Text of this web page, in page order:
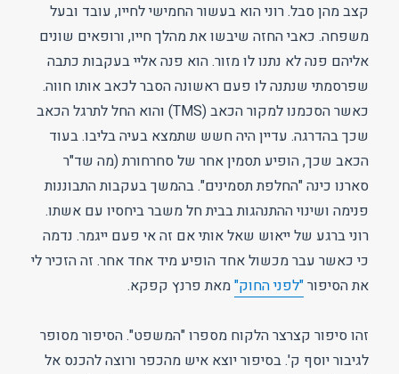
קצב מהן סבל. רוני הוא בעשור החמישי לחייו, עובד ובעל
משפחה. כאבי החזה שיבשו את מהלך חייו, ורופאים שונים
אליהם פנה לא נתנו לו מזור. הוא פנה אליי בעקבות כתבה
שפרסמתי שנתנה לו פעם ראשונה הסבר לכאב אותו חווה.
כאשר הסכמנו למקור הכאב (TMS) והוא החל לתרגל הכאב
שכך בהדרגה. עדיין היה חשש שתמצא בעיה בליבו. בעוד
הכאב שכך, הופיע תסמין אחר של סחרחורת (מה שד"ר
סארנו כינה "החלפת תסמינים". בהמשך בעקבות התבוננות
פנימה ושינוי ההתנהגות בבית חל משבר ביחסיו עם אשתו.
רוני ברגע של ייאוש שאל אותי אם זה אי פעם ייגמר. נדמה
כי כאשר עבר מכשול אחד הופיע מיד אחד אחר. זה הזכיר לי
את הסיפור"לפני החוק"מאת פרנץ קפקא.
זהו סיפור קצרצר הלקוח מספרו "המשפט". הסיפור מסופר
לגיבור יוסף ק'. בסיפור יוצא איש מהכפר ורוצה להכנס אל